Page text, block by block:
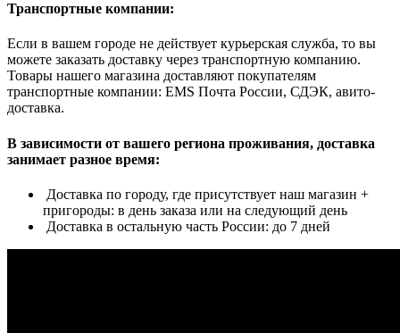
Транспортные компании:
Если в вашем городе не действует курьерская служба, то вы
можете заказать доставку через транспортную компанию.
Товары нашего магазина доставляют покупателям
транспортные компании: EMS Почта России, СДЭК, авито-
доставка.
В зависимости от вашего региона проживания, доставка
занимает разное время:
Доставка по городу, где присутствует наш магазин +
пригороды: в день заказа или на следующий день
Доставка в остальную часть России: до 7 дней